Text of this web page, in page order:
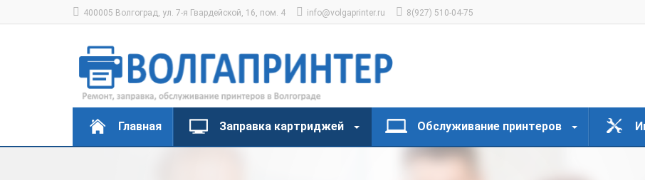
400005 Волгоград, ул. 7-я Гвардейской, 16, пом. 4 info@volgaprinter.ru 8(927) 510-04-75
Главная Заправка картриджей Обслуживание принтеров